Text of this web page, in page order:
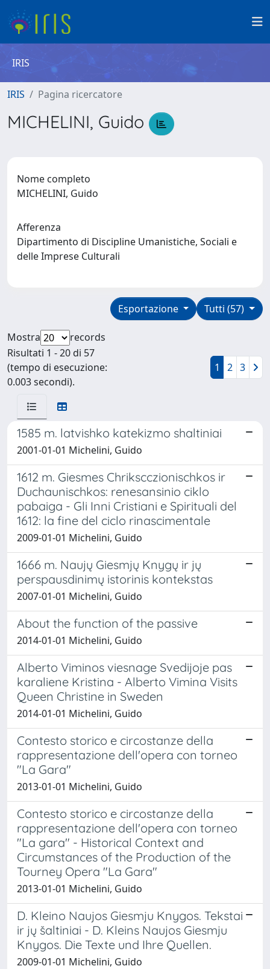
IRIS
IRIS Pagina ricercatore
MICHELINI, Guido
Nome completo
MICHELINI, Guido
Afferenza
Dipartimento di Discipline Umanistiche, Sociali e
delle Imprese Culturali
Tutti (57)
Esportazione
Mostra
records
Risultati 1 - 20 di 57
(tempo di esecuzione:
0.003 secondi).
1 2 3
1585 m. latvishko katekizmo shaltiniai
2001-01-01 Michelini, Guido
1612 m. Giesmes Chrikscczionischkos ir
Duchaunischkos: renesansinio ciklo
pabaiga - Gli Inni Cristiani e Spirituali del
1612: la fine del ciclo rinascimentale
2009-01-01 Michelini, Guido
1666 m. Naujų Giesmjų Knygų ir jų
perspausdinimų istorinis kontekstas
2007-01-01 Michelini, Guido
About the function of the passive
2014-01-01 Michelini, Guido
Alberto Viminos viesnage Svedijoje pas
karaliene Kristina - Alberto Vimina Visits
Queen Christine in Sweden
2014-01-01 Michelini, Guido
Contesto storico e circostanze della
rappresentazione dell'opera con torneo
"La Gara"
2013-01-01 Michelini, Guido
Contesto storico e circostanze della
rappresentazione dell'opera con torneo
"La gara" - Historical Context and
Circumstances of the Production of the
Tourney Opera "La Gara"
2013-01-01 Michelini, Guido
D. Kleino Naujos Giesmju Knygos. Tekstai
ir jų šaltiniai - D. Kleins Naujos Giesmju
Knygos. Die Texte und Ihre Quellen.
2009-01-01 Michelini, Guido